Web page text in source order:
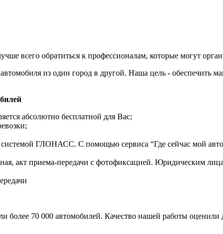
всего обратиться к профессионалам, которые могут
из один город в другой. Наша цель - обеспечить
абсолютно бесплатной для Вас;
ГЛОНАСС. С помощью сервиса “Где сейчас мой
акт приема-передачи с фотофиксацией. Юридическим
более 70 000 автомобилей. Качество нашей работы